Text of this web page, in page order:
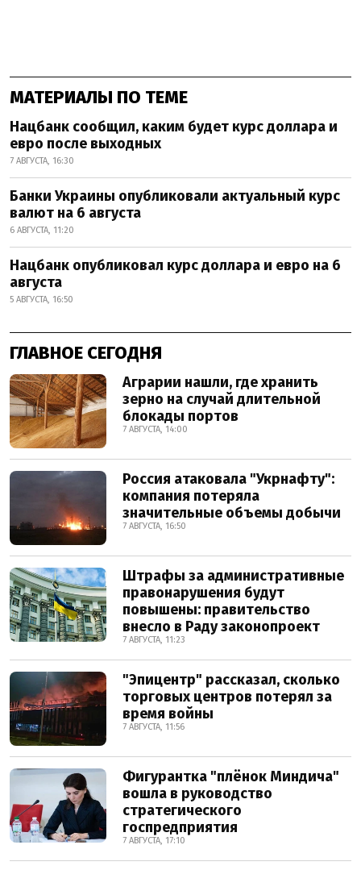
МАТЕРИАЛЫ ПО ТЕМЕ
Нацбанк сообщил, каким будет курс доллара и
евро после выходных
7 АВГУСТА, 16:30
Банки Украины опубликовали актуальный курс
валют на 6 августа
6 АВГУСТА, 11:20
Нацбанк опубликовал курс доллара и евро на 6
августа
5 АВГУСТА, 16:50
ГЛАВНОЕ СЕГОДНЯ
Аграрии нашли, где хранить
зерно на случай длительной
блокады портов
7 АВГУСТА, 14:00
Россия атаковала "Укрнафту":
компания потеряла
значительные объемы добычи
7 АВГУСТА, 16:50
Штрафы за административные
правонарушения будут
повышены: правительство
внесло в Раду законопроект
7 АВГУСТА, 11:23
"Эпицентр" рассказал, сколько
торговых центров потерял за
время войны
7 АВГУСТА, 11:56
Фигурантка "плёнок Миндича"
вошла в руководство
стратегического
госпредприятия
7 АВГУСТА, 17:10